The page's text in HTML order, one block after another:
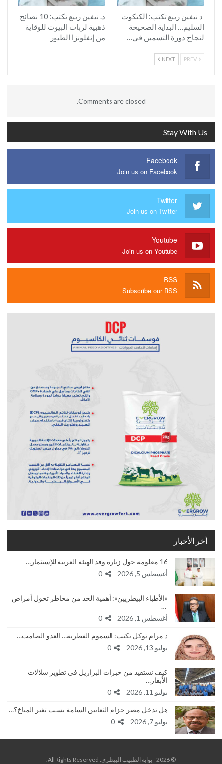
د نيفين ربيع تكتب: الكتكوت
السليم… البداية الصحيحة
لنجاح دورة التسمين في…
د. نيفين ربيع تكتب: 10 نصائح
ذهبية لربات البيوت للوقاية
من إنفلونزا الطيور
NEXT
Comments are closed.
Stay With Us
Facebook
Join us on Facebook
Twitter
Join us on Twitter
Youtube
Join us on Youtube
RSS
Subscribe our RSS
أخر الأخبار
16 معلومة حول زيارة وفد الهيئة العربية للإستثمار…
أغسطس 5, 2026
«الأطباء البيطريين»: أهمية الحد من مخاطر تحول أمراض
…
أغسطس 1, 2026
د مرام توكل تكتب: السموم الفطرية… العدو الصامت…
يوليو 13, 2026
كيف نستفيد من خبرات البرازيل في تطوير سلالات
الأبقار…
يوليو 11, 2026
هل تدخل مصر حزام الثعابين السامة بسبب تغير المناخ؟…
يوليو 7, 2026
© 2026 - بوابة الطبيب البيطري. All Rights Reserved.